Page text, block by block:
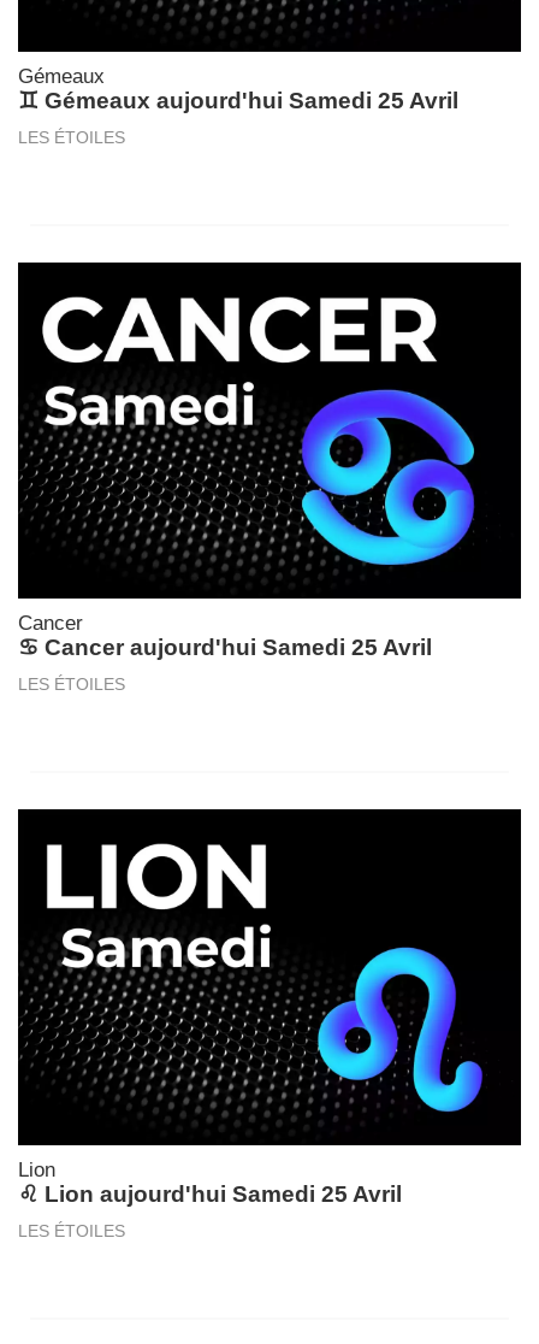
Gémeaux
♊ Gémeaux aujourd'hui Samedi 25 Avril
LES ÉTOILES
Cancer
♋ Cancer aujourd'hui Samedi 25 Avril
LES ÉTOILES
Lion
♌ Lion aujourd'hui Samedi 25 Avril
LES ÉTOILES